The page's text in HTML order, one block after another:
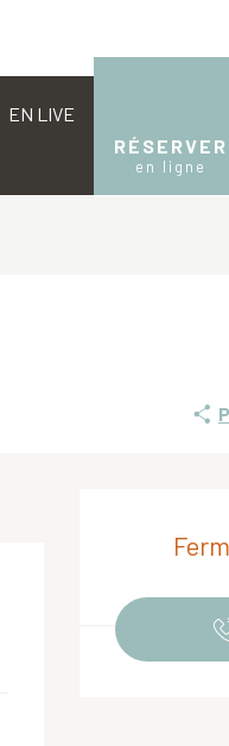
EN LIVE
RÉSERVER
en ligne